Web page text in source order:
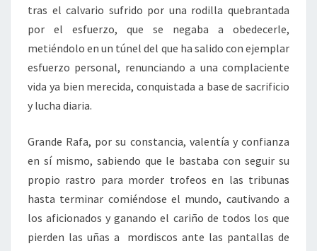
tras el calvario sufrido por una rodilla quebrantada
por el esfuerzo, que se negaba a obedecerle,
metiéndolo en un túnel del que ha salido con ejemplar
esfuerzo personal, renunciando a una complaciente
vida ya bien merecida, conquistada a base de sacrificio
y lucha diaria.
Grande Rafa, por su constancia, valentía y confianza
en sí mismo, sabiendo que le bastaba con seguir su
propio rastro para morder trofeos en las tribunas
hasta terminar comiéndose el mundo, cautivando a
los aficionados y ganando el cariño de todos los que
pierden las uñas a mordiscos ante las pantallas de